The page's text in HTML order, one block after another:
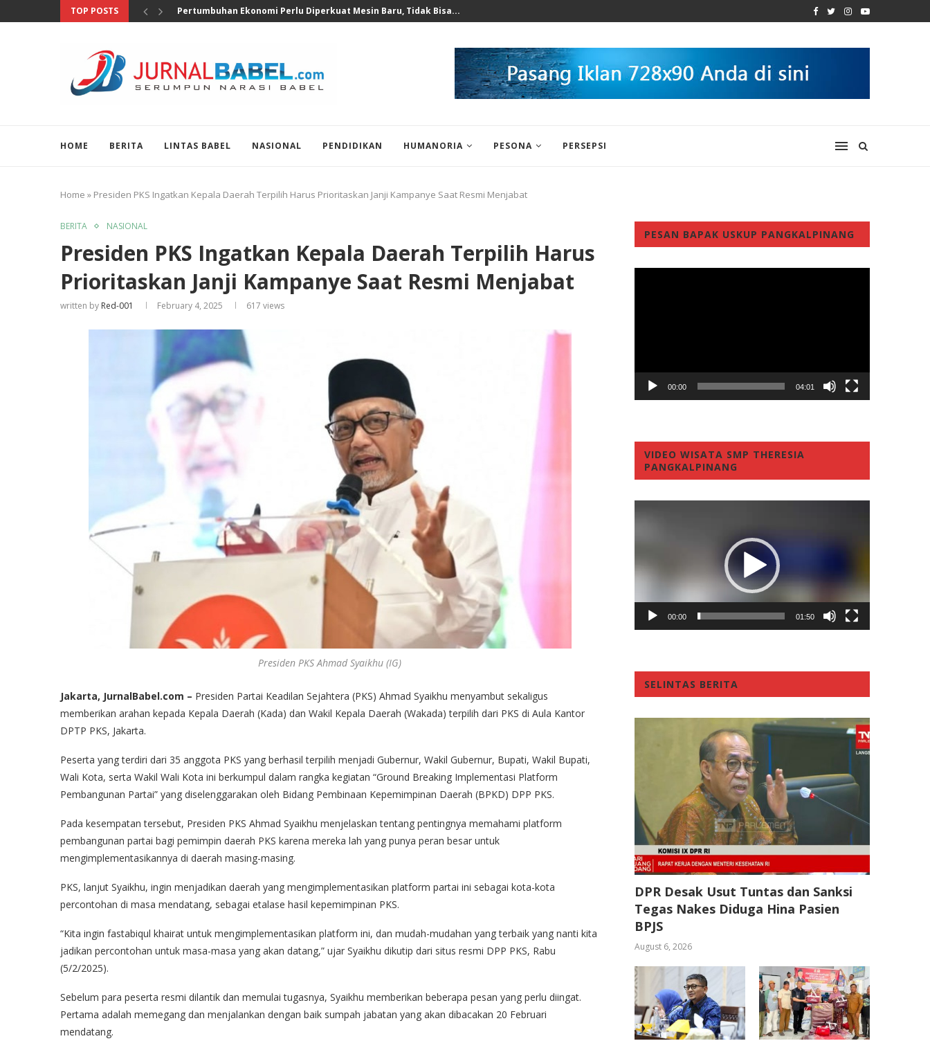
TOP POSTS Anggota DPR Salurkan Bantuan untuk Korban Puting Beliung...
HOME BERITA LINTAS BABEL NASIONAL PENDIDIKAN HUMANORIA PESONA PERSEPSI
Home » Presiden PKS Ingatkan Kepala Daerah Terpilih Harus Prioritaskan Janji Kampanye Saat Resmi Menjabat
BERITA NASIONAL
Presiden PKS Ingatkan Kepala Daerah Terpilih Harus
Prioritaskan Janji Kampanye Saat Resmi Menjabat
written by Red-001 February 4, 2025 617 views
Presiden PKS Ahmad Syaikhu (IG)
Jakarta, JurnalBabel.com – Presiden Partai Keadilan Sejahtera (PKS) Ahmad Syaikhu menyambut sekaligus
memberikan arahan kepada Kepala Daerah (Kada) dan Wakil Kepala Daerah (Wakada) terpilih dari PKS di Aula Kantor
DPTP PKS, Jakarta.
Peserta yang terdiri dari 35 anggota PKS yang berhasil terpilih menjadi Gubernur, Wakil Gubernur, Bupati, Wakil Bupati,
Wali Kota, serta Wakil Wali Kota ini berkumpul dalam rangka kegiatan “Ground Breaking Implementasi Platform
Pembangunan Partai” yang diselenggarakan oleh Bidang Pembinaan Kepemimpinan Daerah (BPKD) DPP PKS.
Pada kesempatan tersebut, Presiden PKS Ahmad Syaikhu menjelaskan tentang pentingnya memahami platform
pembangunan partai bagi pemimpin daerah PKS karena mereka lah yang punya peran besar untuk
mengimplementasikannya di daerah masing-masing.
PKS, lanjut Syaikhu, ingin menjadikan daerah yang mengimplementasikan platform partai ini sebagai kota-kota
percontohan di masa mendatang, sebagai etalase hasil kepemimpinan PKS.
“Kita ingin fastabiqul khairat untuk mengimplementasikan platform ini, dan mudah-mudahan yang terbaik yang nanti kita
jadikan percontohan untuk masa-masa yang akan datang,” ujar Syaikhu dikutip dari situs resmi DPP PKS, Rabu
(5/2/2025).
Sebelum para peserta resmi dilantik dan memulai tugasnya, Syaikhu memberikan beberapa pesan yang perlu diingat.
Pertama adalah memegang dan menjalankan dengan baik sumpah jabatan yang akan dibacakan 20 Februari
mendatang.
PESAN BAPAK USKUP PANGKALPINANG
00:00 04:01
VIDEO WISATA SMP THERESIA
PANGKALPINANG
00:00 01:50
SELINTAS BERITA
DPR Desak Usut Tuntas dan Sanksi
Tegas Nakes Diduga Hina Pasien
BPJS
August 6, 2026